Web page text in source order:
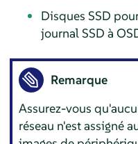
Disques SSD
journal SSD à
Remarque
Assurez-vous
réseau n'est assigné